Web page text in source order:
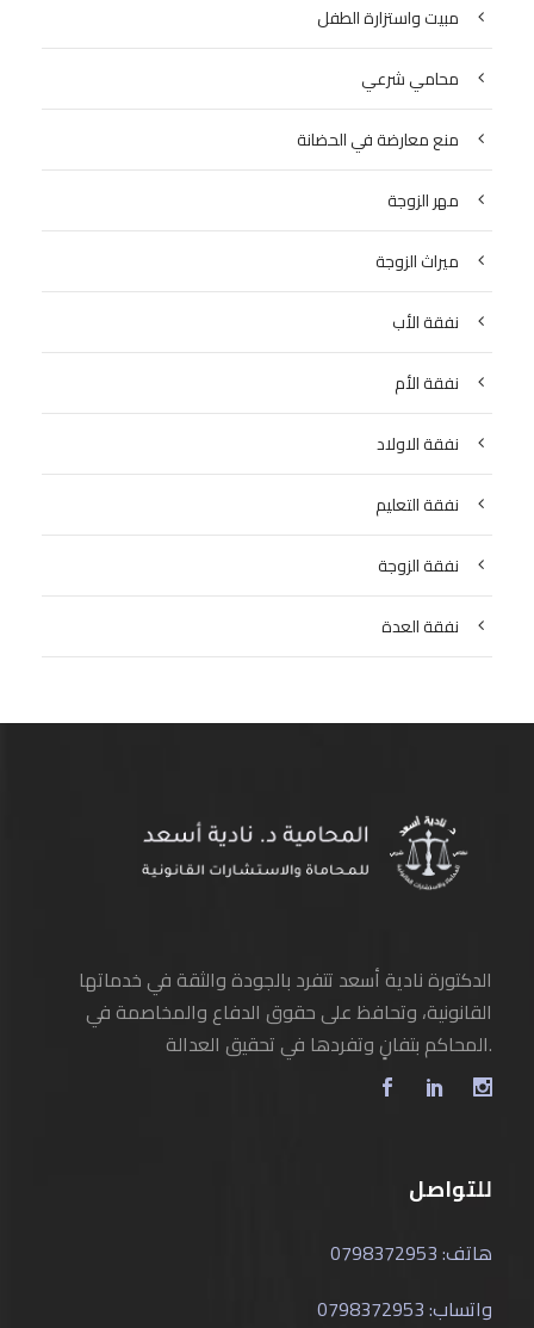
مبيت واستزارة الطفل
محامي شرعي
منع معارضة في الحضانة
مهر الزوجة
ميراث الزوجة
نفقة الأب
نفقة الأم
نفقة الاولاد
نفقة التعليم
نفقة الزوجة
نفقة العدة
الدكتورة نادية أسعد تتفرد بالجودة والثقة في خدماتها
القانونية، وتحافظ على حقوق الدفاع والمخاصمة في
المحاكم بتفانٍ وتفردها في تحقيق العدالة.
للتواصل
هاتف: 0798372953
واتساب: 0798372953